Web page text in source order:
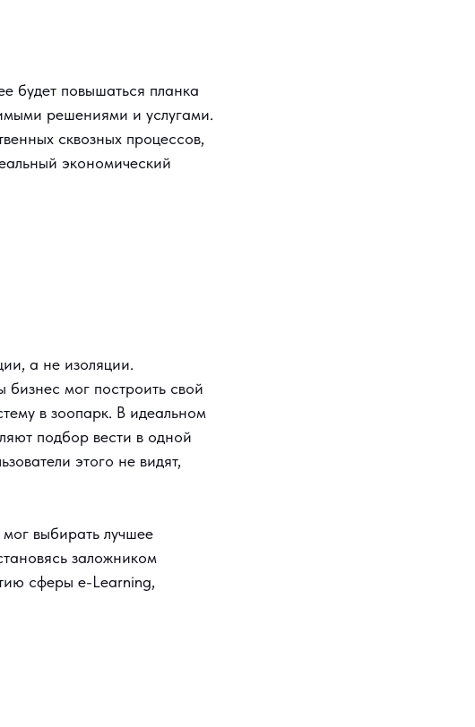
будет повышаться планка
решениями и услугами.
сквозных процессов,
экономический
а не изоляции.
бизнес мог построить свой
в зоопарк. В идеальном
подбор вести в одной
этого не видят,
выбирать лучшее
заложником
сферы e-Learning,